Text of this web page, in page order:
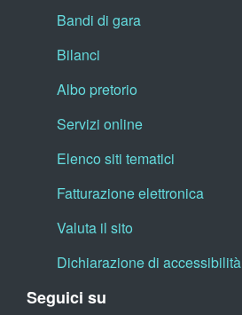
Bandi di gara
Bilanci
Albo pretorio
Servizi online
Elenco siti tematici
Fatturazione elettronica
Valuta il sito
Dichiarazione di accessibilità
Seguici su